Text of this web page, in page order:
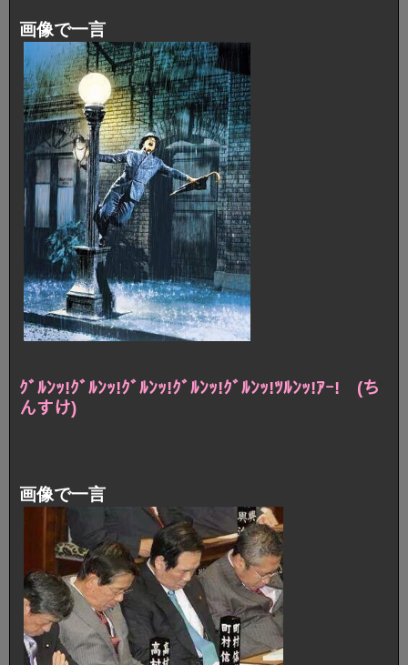
画像で一言
ｸﾞﾙﾝｯ!ｸﾞﾙﾝｯ!ｸﾞﾙﾝｯ!ｸﾞﾙﾝｯ!ｸﾞﾙﾝｯ!ﾂﾙﾝｯ!ｱｰ! (ち
んすけ)
画像で一言